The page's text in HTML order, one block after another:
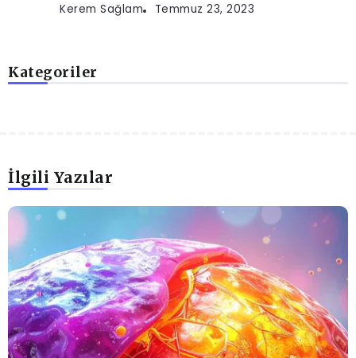
Kerem Sağlam Temmuz 23, 2023
Kategoriler
İlgili Yazılar